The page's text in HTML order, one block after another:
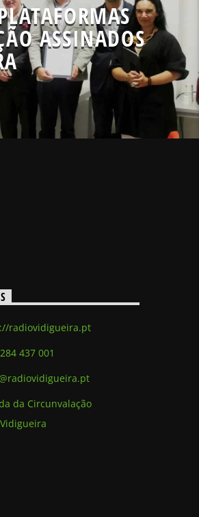
ASSINADOS
radiovidigueira.pt
437 001
da Circunvalação